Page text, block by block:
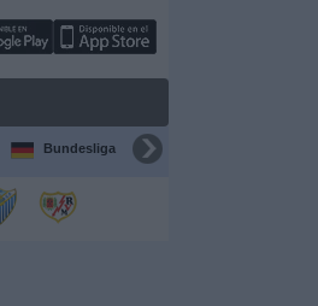
Bundesliga Supercopa de España